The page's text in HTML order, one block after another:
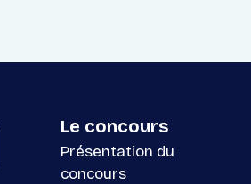
Le concours
Présentation du
concours